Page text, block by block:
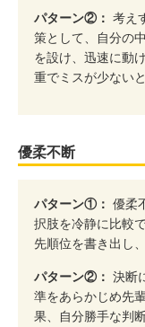
パターン②： 考え
策として、自分の
を設け、迅速に動
重でミスが少ない
優柔不断
パターン①： 優柔
択肢を冷静に比較
先順位を書き出し
パターン②： 決断
準をあらかじめ先
果、自分勝手な判